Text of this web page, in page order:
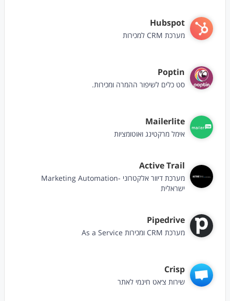
Hubspot
מערכת CRM למכירות
Poptin
סט כלים לשיפור ההמרה ומכירות.
Mailerlite
אימל מרקטינג ואוטומציות
Active Trail
מערכת דיוור אלקטרוני -Marketing Automation
ישראלית
Pipedrive
מערכת CRM ומכירות As a Service
Crisp
שירות צ׳אט חינמי לאתר